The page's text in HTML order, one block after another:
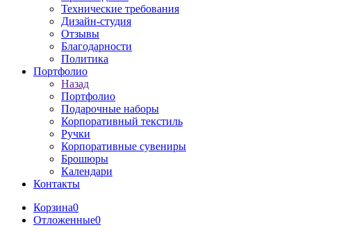
Технические требования
Дизайн-студия
Отзывы
Благодарности
Политика
Портфолио
Назад
Портфолио
Подарочные наборы
Корпоративный текстиль
Ручки
Корпоративные сувениры
Брошюры
Календари
Контакты
Корзина0
Отложенные0